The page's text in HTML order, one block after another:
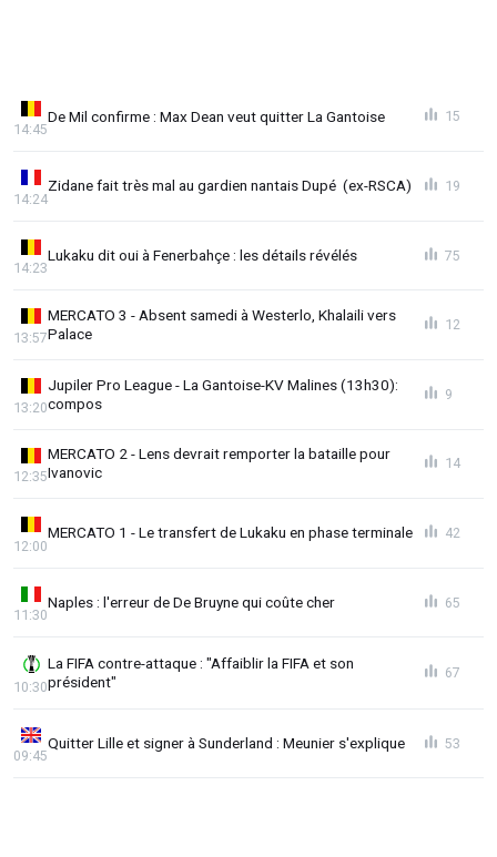
De Mil confirme : Max Dean veut quitter La Gantoise
14:45
15
Zidane fait très mal au gardien nantais Dupé (ex-RSCA)
14:24
19
Lukaku dit oui à Fenerbahçe : les détails révélés
14:23
75
MERCATO 3 - Absent samedi à Westerlo, Khalaili vers
Palace
13:57
12
Jupiler Pro League - La Gantoise-KV Malines (13h30):
compos
13:20
9
MERCATO 2 - Lens devrait remporter la bataille pour
Ivanovic
12:35
14
MERCATO 1 - Le transfert de Lukaku en phase terminale
12:00
42
Naples : l'erreur de De Bruyne qui coûte cher
11:30
65
La FIFA contre-attaque : "Affaiblir la FIFA et son
président"
10:30
67
Quitter Lille et signer à Sunderland : Meunier s'explique
09:45
53